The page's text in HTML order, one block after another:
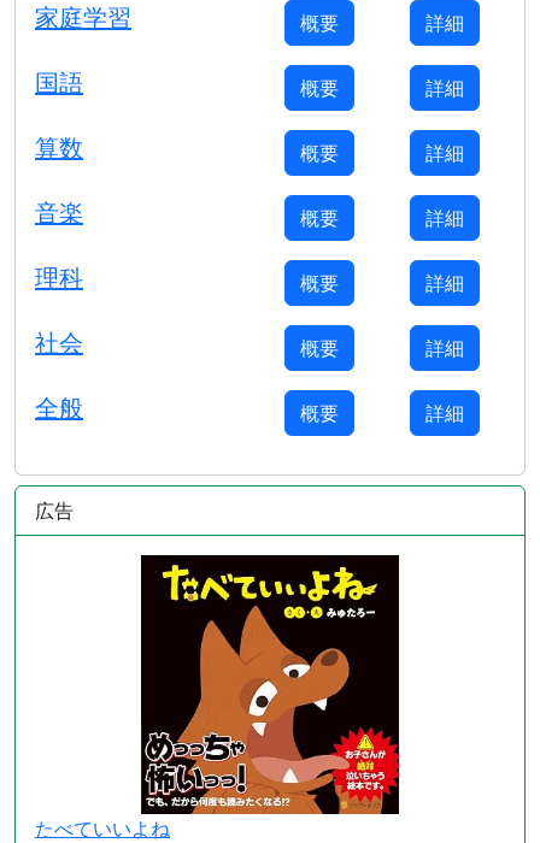
家庭学習 概要 詳細
国語 概要 詳細
算数 概要 詳細
音楽 概要 詳細
理科 概要 詳細
社会 概要 詳細
全般 概要 詳細
広告
たべていいよね